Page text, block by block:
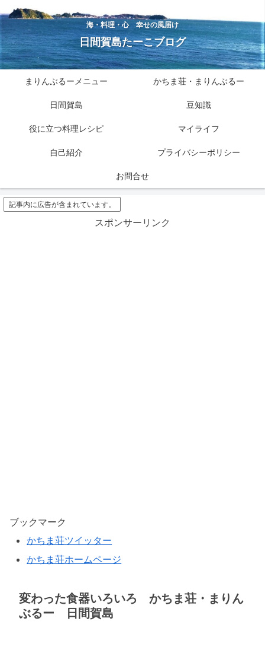
海・料理・心 幸せの風届け
日間賀島たーこブログ
まりんぶるーメニュー かちま荘・まりんぶるー
日間賀島 豆知識
役に立つ料理レシピ マイライフ
自己紹介 プライバシーポリシー
お問合せ
記事内に広告が含まれています。
スポンサーリンク
ブックマーク
かちま荘ツイッター
かちま荘ホームページ
変わった食器いろいろ かちま荘・まりん
ぶるー 日間賀島